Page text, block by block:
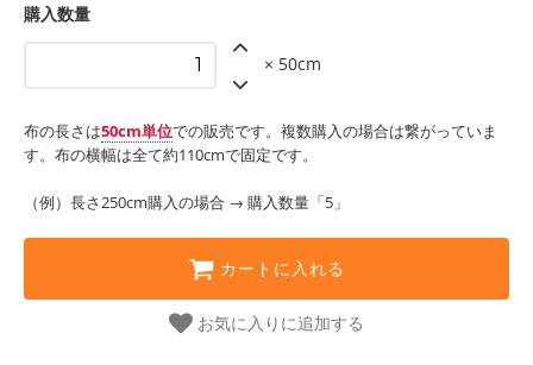
購入数量
× 50cm
布の長さは50cm単位での販売です。複数購入の場合は繋がっていま
す。布の横幅は全て約110cmで固定です。
（例）長さ250cm購入の場合 → 購入数量「5」
カートに入れる
お気に入りに追加する